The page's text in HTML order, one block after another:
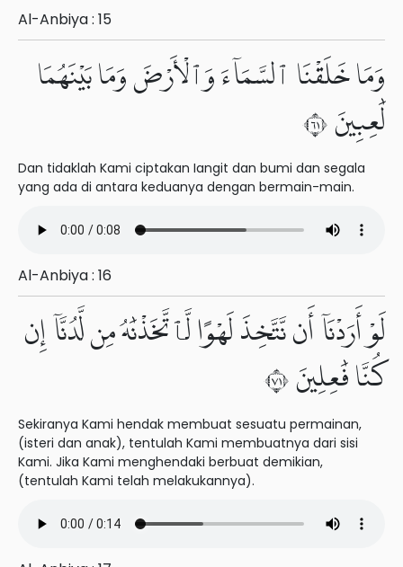
Al-Anbiya : 15
وَمَا خَلَقْنَا ٱلسَّمَآءَ وَٱلْأَرْضَ وَمَا بَيْنَهُمَا
لَٰعِبِينَ ١٦
Dan tidaklah Kami ciptakan Iangit dan bumi dan segala
yang ada di antara keduanya dengan bermain-main.
Al-Anbiya : 16
لَوْ أَرَدْنَآ أَن نَّتَّخِذَ لَهْوًا لَّٱتَّخَذْنَٰهُ مِن لَّدُنَّآ إِن
كُنَّا فَٰعِلِينَ ١٧
Sekiranya Kami hendak membuat sesuatu permainan,
(isteri dan anak), tentulah Kami membuatnya dari sisi
Kami. Jika Kami menghendaki berbuat demikian,
(tentulah Kami telah melakukannya).